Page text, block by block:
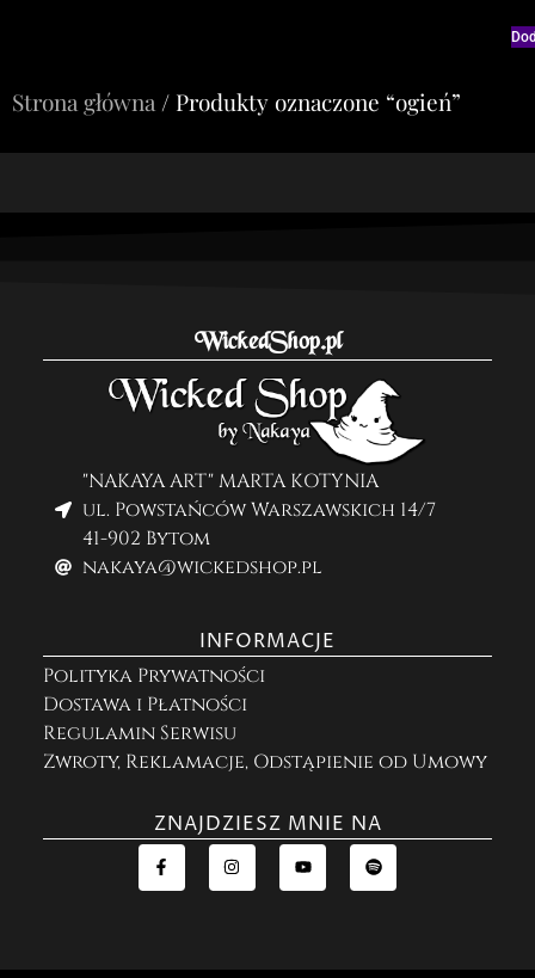
Strona główna / Produkty oznaczone “ogień”
WickedShop.pl
"NAKAYA ART" MARTA KOTYNIA
ul. Powstańców Warszawskich 14/7
41-902 Bytom
nakaya@wickedshop.pl
INFORMACJE
Polityka Prywatności
Dostawa i Płatności
Regulamin Serwisu
Zwroty, Reklamacje, Odstąpienie od Umowy
ZNAJDZIESZ MNIE NA